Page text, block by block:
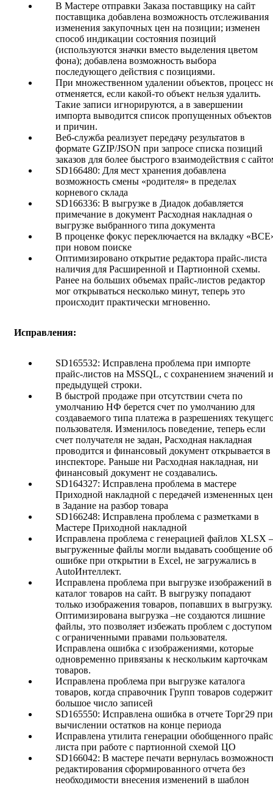
В Мастере отправки Заказа поставщику на сайт
поставщика добавлена возможность отслеживания
изменения закупочных цен на позиции; изменен
способ индикации состояния позиций
(используются значки вместо выделения цветом
фона); добавлена возможность выбора
последующего действия с позициями.
При множественном удалении объектов, процесс
отменяется, если какой-то объект нельзя удалить.
Такие записи игнорируются, а в завершении
импорта выводится список пропущенных объектов
и причин.
Веб-служба реализует передачу результатов в
формате GZIP/JSON при запросе списка позиций
заказов для более быстрого взаимодействия с
SD166480: Для мест хранения добавлена
возможность смены «родителя» в пределах
корневого склада
SD166336: В выгрузке в Диадок добавляется
примечание в документ Расходная накладная о
выгрузке выбранного типа документа
В проценке фокус переключается на вкладку
при новом поиске
Оптимизировано открытие редактора прайс-листа
наличия для Расширенной и Партионной схемы.
Ранее на больших объемах прайс-листов редактор
мог открываться несколько минут, теперь это
происходит практически мгновенно.
Исправления:
SD165532: Исправлена проблема при импорте
прайс-листов на MSSQL, с сохранением значений
предыдущей строки.
В быстрой продаже при отсутствии счета по
умолчанию НФ берется счет по умолчанию для
создаваемого типа платежа в разрешениях
пользователя. Изменилось поведение, теперь если
счет получателя не задан, Расходная накладная
проводится и финансовый документ открывается в
инспекторе. Раньше ни Расходная накладная, ни
финансовый документ не создавались.
SD164327: Исправлена проблема в мастере
Приходной накладной с передачей измененных цен
в Задание на разбор товара
SD166248: Исправлена проблема с разметками в
Мастере Приходной накладной
Исправлена проблема с генерацией файлов XLSX –
выгруженные файлы могли выдавать сообщение об
ошибке при открытии в Excel, не загружались в
AutoИнтеллект.
Исправлена проблема при выгрузке изображений в
каталог товаров на сайт. В выгрузку попадают
только изображения товаров, попавших в выгрузку.
Оптимизирована выгрузка –не создаются лишние
файлы, это позволяет избежать проблем с доступом
с ограниченными правами пользователя.
Исправлена ошибка с изображениями, которые
одновременно привязаны к нескольким карточкам
товаров.
Исправлена проблема при выгрузке каталога
товаров, когда справочник Групп товаров содержит
большое число записей
SD165550: Исправлена ошибка в отчете Торг29 при
вычислении остатков на конце периода
Исправлена утилита генерации обобщенного
листа при работе с партионной схемой ЦО
SD166042: В мастере печати вернулась
редактирования сформированного отчета без
необходимости внесения изменений в шаблон